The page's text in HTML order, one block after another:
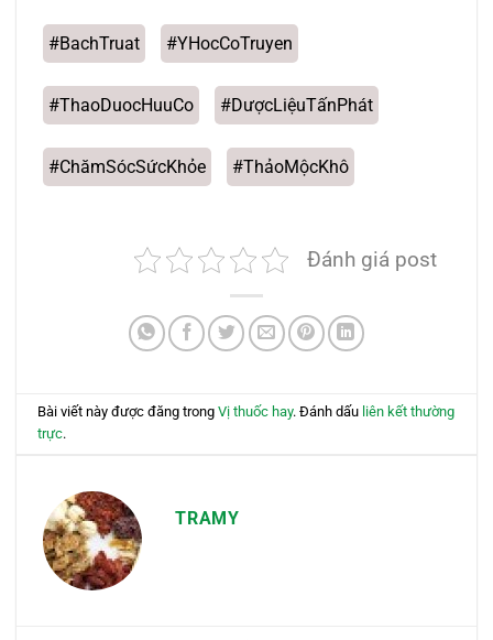
#BachTruat #YHocCoTruyen
#ThaoDuocHuuCo #DượcLiệuTấnPhát
#ChămSócSứcKhỏe #ThảoMộcKhô
Đánh giá post
Bài viết này được đăng trongVị thuốc hay. Đánh dấu liên kết thường
trực.
TRAMY